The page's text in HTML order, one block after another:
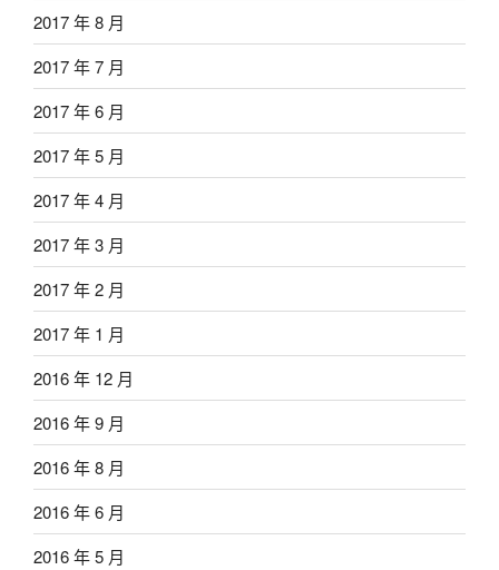
2017 年 8 月
2017 年 7 月
2017 年 6 月
2017 年 5 月
2017 年 4 月
2017 年 3 月
2017 年 2 月
2017 年 1 月
2016 年 12 月
2016 年 9 月
2016 年 8 月
2016 年 6 月
2016 年 5 月